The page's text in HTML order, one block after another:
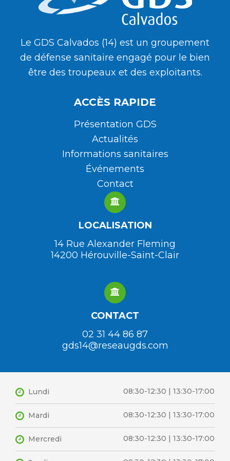
Le GDS Calvados (14) est un groupement
de défense sanitaire engagé pour le bien
être des troupeaux et des exploitants.
ACCÈS RAPIDE
Présentation GDS
Actualités
Informations sanitaires
Événements
Contact
LOCALISATION
14 Rue Alexander Fleming
14200 Hérouville-Saint-Clair
CONTACT
02 31 44 86 87
gds14@reseaugds.com
Lundi 08:30-12:30 | 13:30-17:00
Mardi 08:30-12:30 | 13:30-17:00
Mercredi 08:30-12:30 | 13:30-17:00